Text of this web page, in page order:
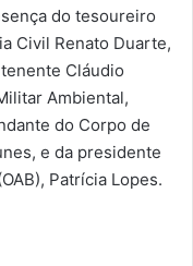
do tesoureiro
Civil Renato Duarte,
Cláudio
Ambiental,
do Corpo de
e da presidente
Patrícia Lopes.